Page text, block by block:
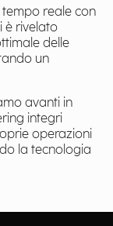
reale con
è rivelato
delle
un
avanti in
integri
operazioni
la tecnologia